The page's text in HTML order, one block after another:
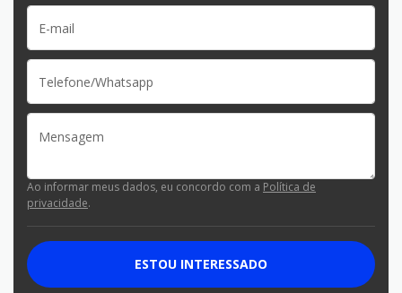
Ao informar meus dados, eu concordo com a Política de
privacidade.
ESTOU INTERESSADO